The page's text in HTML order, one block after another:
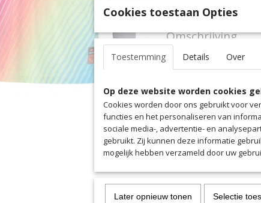
Specificaties
Productcode
EAN code
Productcode leverancier
Omschrijving
Hoogwaardig Keeper-shirt.
Dynamisch ontwerp
Cookies toestaan Opties
Toestemming Details Over
Op deze website worden cookies
Cookies worden door ons gebruikt voor
functies en het personaliseren van
sociale media-, advertentie- en
gebruikt. Zij kunnen deze informatie
mogelijk hebben verzameld door uw
Later opnieuw tonen Selectie